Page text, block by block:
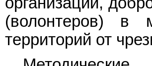
(волонтеров) в
территорий от